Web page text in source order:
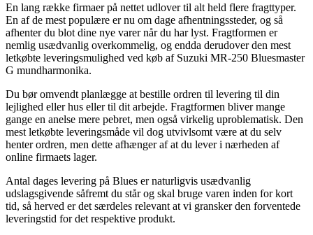
En lang række firmaer på nettet udlover til alt held flere fragttyper.
En af de mest populære er nu om dage afhentningssteder, og så
afhenter du blot dine nye varer når du har lyst. Fragtformen er
nemlig usædvanlig overkommelig, og endda derudover den mest
letkøbte leveringsmulighed ved køb af Suzuki MR-250 Bluesmaster
G mundharmonika.
Du bør omvendt planlægge at bestille ordren til levering til din
lejlighed eller hus eller til dit arbejde. Fragtformen bliver mange
gange en anelse mere pebret, men også virkelig uproblematisk. Den
mest letkøbte leveringsmåde vil dog utvivlsomt være at du selv
henter ordren, men dette afhænger af at du lever i nærheden af
online firmaets lager.
Antal dages levering på Blues er naturligvis usædvanlig
udslagsgivende såfremt du står og skal bruge varen inden for kort
tid, så herved er det særdeles relevant at vi gransker den forventede
leveringstid for det respektive produkt.